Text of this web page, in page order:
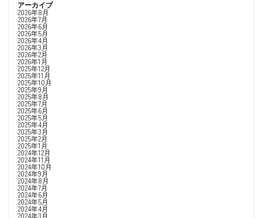
アーカイブ
2026年8月
2026年7月
2026年6月
2026年5月
2026年4月
2026年3月
2026年2月
2026年1月
2025年12月
2025年11月
2025年10月
2025年9月
2025年8月
2025年7月
2025年6月
2025年5月
2025年4月
2025年3月
2025年2月
2025年1月
2024年12月
2024年11月
2024年10月
2024年9月
2024年8月
2024年7月
2024年6月
2024年5月
2024年4月
2024年3月